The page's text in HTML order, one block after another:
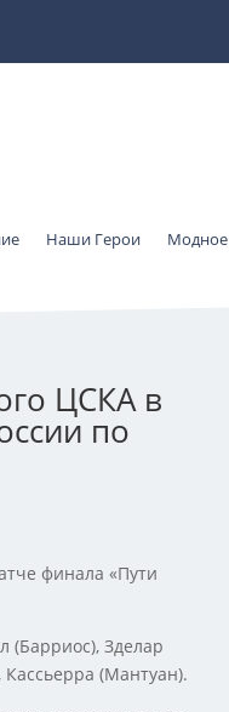
Наши Герои Модное
ЦСКА в
по
финала «Пути
(Барриос), Зделар
Кассьерра (Мантуан).